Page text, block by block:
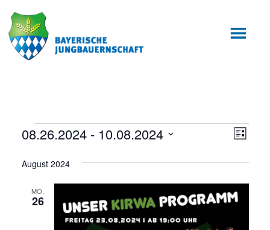
Inhalt
springen
Fußzeile
springen
Veranstaltungen Liste
08.26.2024 - 10.08.2024
wählen.
August 2024
MO.
26